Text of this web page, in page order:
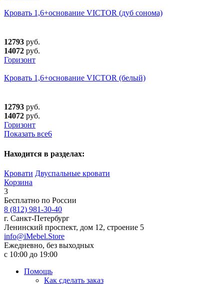
Кровать 1,6+основание VICTOR (дуб сонома)
12793 руб.
14072 руб.
Горизонт
Кровать 1,6+основание VICTOR (белый)
12793 руб.
14072 руб.
Горизонт
Показать все6
Находится в разделах:
Кровати Двуспальные кровати
Корзина
3
Бесплатно по России
8 (812) 981-30-40
г. Санкт-Петербург
Ленинский проспект, дом 12, строение 5
info@iMebel.Store
Ежедневно, без выходных
с 10:00 до 19:00
Помощь
Как сделать заказ